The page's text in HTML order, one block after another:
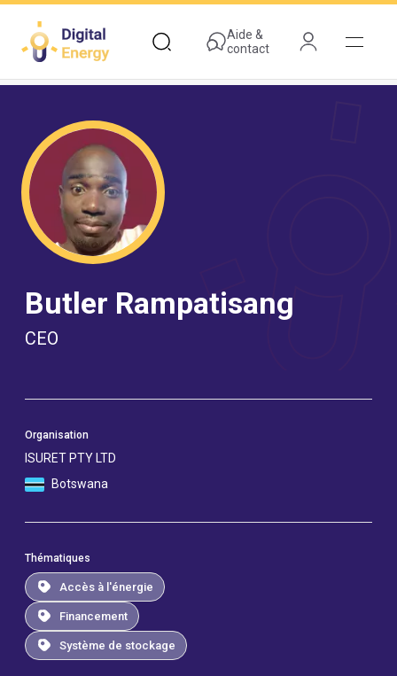
contenu
principal
Aide &
contact
Butler Rampatisang
CEO
Organisation
ISURET PTY LTD
Botswana
Thématiques
Accès à l'énergie
Financement
Système de stockage